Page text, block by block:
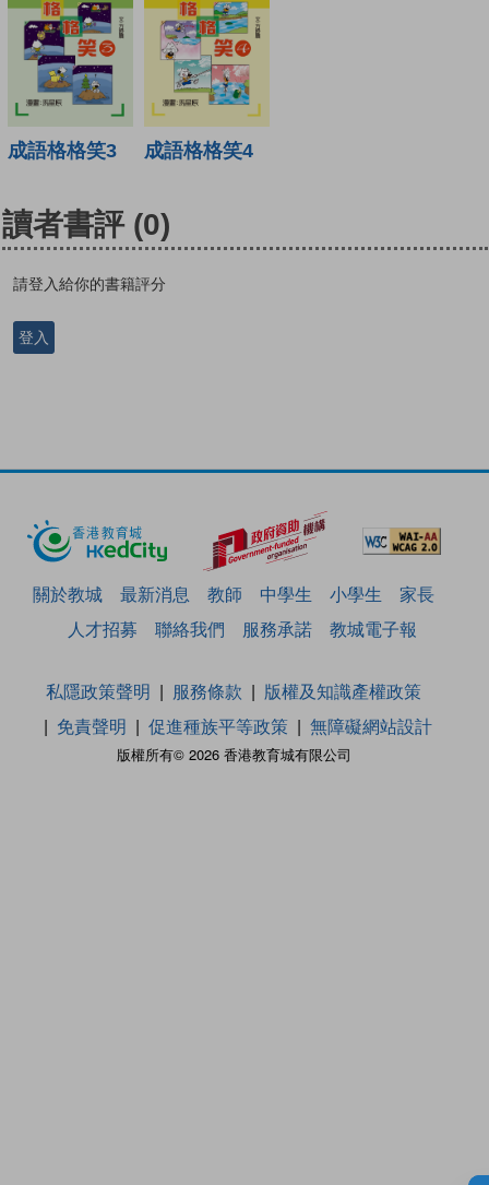
成語格格笑3 成語格格笑4
讀者書評 (0)
請登入給你的書籍評分
登入
關於教城 最新消息 教師 中學生 小學生
家長
人才招募
聯絡我們 服務承諾 教城電子報
版權所有© 2026 香港教育城有限公司
私隱政策聲明 服務條款
版權及知識產權政策
免責聲明
促進種族平等政策 無障礙網站設計